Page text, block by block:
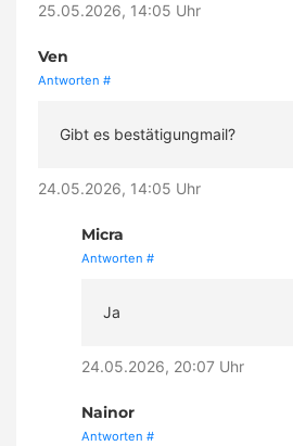
25.05.2026, 14:05 Uhr
Ven
Antworten #
Gibt es bestätigungmail?
24.05.2026, 14:05 Uhr
Micra
Antworten #
Ja
24.05.2026, 20:07 Uhr
Nainor
Antworten #